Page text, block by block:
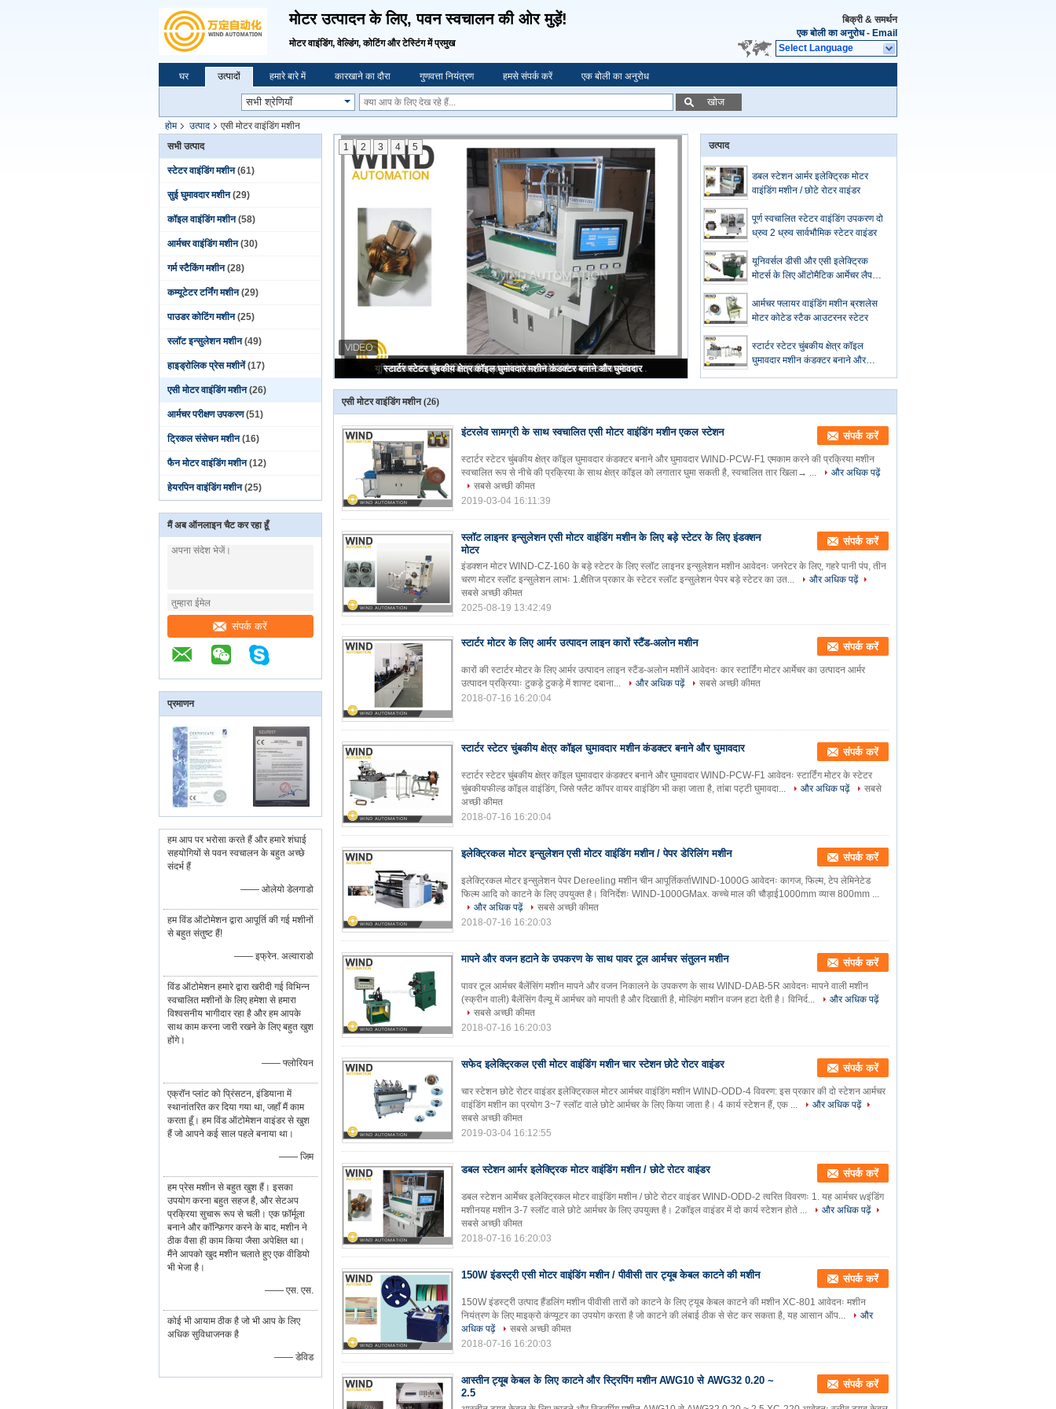
मोटर उत्पादन के लिए, पवन स्वचालन की ओर मुड़ें!
मोटर वाइंडिंग, वेल्डिंग, कोटिंग और टेस्टिंग में प्रमुख
बिक्री & समर्थन
एक बोली का अनुरोध- Email
Select Language
घर उत्पादों हमारे बारे में कारखाने का दौरा गुणवत्ता नियंत्रण हमसे संपर्क करें एक बोली का अनुरोध
खोज
होम उत्पाद
एसी मोटर वाइंडिंग मशीन
सभी उत्पाद
स्टेटर वाइंडिंग मशीन (61)
सुई घुमावदार मशीन (29)
कॉइल वाइंडिंग मशीन (58)
आर्मचर वाइंडिंग मशीन (30)
गर्म स्टैकिंग मशीन (28)
कम्यूटेटर टर्निंग मशीन (29)
पाउडर कोटिंग मशीन (25)
स्लॉट इन्सुलेशन मशीन (49)
हाइड्रोलिक प्रेस मशीनें (17)
एसी मोटर वाइंडिंग मशीन (26)
आर्मचर परीक्षण उपकरण (51)
ट्रिकल संसेचन मशीन (16)
फैन मोटर वाइंडिंग मशीन (12)
हेयरपिन वाइंडिंग मशीन (25)
मैं अब ऑनलाइन चैट कर रहा हूँ
संपर्क करें
प्रमाणन
हम आप पर भरोसा करते हैं और हमारे शंघाई
सहयोगियों से पवन स्वचालन के बहुत अच्छे
संदर्भ हैं
—— ओलेयो डेलगाडो
हम विंड ऑटोमेशन द्वारा आपूर्ति की गई मशीनों
से बहुत संतुष्ट हैं!
—— इफ्रेन. अल्वाराडो
विंड ऑटोमेशन हमारे द्वारा खरीदी गई विभिन्न
स्वचालित मशीनों के लिए हमेशा से हमारा
विश्वसनीय भागीदार रहा है और हम आपके
साथ काम करना जारी रखने के लिए बहुत खुश
होंगे।
—— फ्लोरियन
एक्रॉन प्लांट को प्रिंसटन, इंडियाना में
स्थानांतरित कर दिया गया था, जहाँ मैं काम
करता हूँ। हम विंड ऑटोमेशन वाइंडर से खुश
हैं जो आपने कई साल पहले बनाया था।
—— जिम
हम प्रेस मशीन से बहुत खुश हैं। इसका
उपयोग करना बहुत सहज है, और सेटअप
प्रक्रिया सुचारू रूप से चली। एक फ़ॉर्मूला
बनाने और कॉन्फ़िगर करने के बाद, मशीन ने
ठीक वैसा ही काम किया जैसा अपेक्षित था।
मैंने आपको खुद मशीन चलाते हुए एक वीडियो
भी भेजा है।
—— एस. एस.
कोई भी आयाम ठीक है जो भी आप के लिए
अधिक सुविधाजनक है
—— डेविड
डबल स्टेशन आर्मर इलेक्ट्रिक मोटर वाइंडिंग मशीन / छोटे रोटर वाइंडर
1 2 3 4 5 उत्पाद
डबल स्टेशन आर्मर इलेक्ट्रिक मोटर
वाइंडिंग मशीन / छोटे रोटर वाइंडर
पूर्ण स्वचालित स्टेटर वाइंडिंग उपकरण दो
ध्रुव 2 ध्रुव सार्वभौमिक स्टेटर वाइंडर
यूनिवर्सल डीसी और एसी इलेक्ट्रिक
मोटर्स के लिए ऑटोमैटिक आर्मेचर लैप
आर्मचर फ्लायर वाइंडिंग मशीन ब्रशलेस
मोटर कोटेड स्टैक आउटरनर स्टेटर
स्टार्टर स्टेटर चुंबकीय क्षेत्र कॉइल
घुमावदार मशीन कंडक्टर बनाने और
एसी मोटर वाइंडिंग मशीन (26)
इंटरलेव सामग्री के साथ स्वचालित एसी मोटर वाइंडिंग मशीन एकल स्टेशन संपर्क करें
स्टार्टर स्टेटर चुंबकीय क्षेत्र कॉइल घुमावदार कंडक्टर बनाने और घुमावदार WIND-PCW-F1 एमकाम करने की प्रक्रिया मशीन
स्वचालित रूप से नीचे की प्रक्रिया के साथ क्षेत्र कॉइल को लगातार घुमा सकती है, स्वचालित तार खिला→ ...
और अधिक पढ़ें
सबसे अच्छी कीमत
2019-03-04 16:11:39
स्लॉट लाइनर इन्सुलेशन एसी मोटर वाइंडिंग मशीन के लिए बड़े स्टेटर के लिए इंडक्शन
मोटर
संपर्क करें
इंडक्शन मोटर WIND-CZ-160 के बड़े स्टेटर के लिए स्लॉट लाइनर इन्सुलेशन मशीन आवेदनः जनरेटर के लिए, गहरे पानी पंप, तीन
चरण मोटर स्लॉट इन्सुलेशन लाभः 1.क्षैतिज प्रकार के स्टेटर स्लॉट इन्सुलेशन पेपर बड़े स्टेटर का उत...
और अधिक पढ़ें
सबसे अच्छी कीमत
2025-08-19 13:42:49
स्टार्टर मोटर के लिए आर्मर उत्पादन लाइन कारों स्टैंड-अलोन मशीन संपर्क करें
कारों की स्टार्टर मोटर के लिए आर्मर उत्पादन लाइन स्टैंड-अलोन मशीनें आवेदनः कार स्टार्टिंग मोटर आर्मेचर का उत्पादन आर्मर
उत्पादन प्रक्रियाः टुकड़े टुकड़े में शाफ्ट दबाना...
और अधिक पढ़ें
सबसे अच्छी कीमत
2018-07-16 16:20:04
स्टार्टर स्टेटर चुंबकीय क्षेत्र कॉइल घुमावदार मशीन कंडक्टर बनाने और घुमावदार संपर्क करें
स्टार्टर स्टेटर चुंबकीय क्षेत्र कॉइल घुमावदार कंडक्टर बनाने और घुमावदार WIND-PCW-F1 आवेदनः स्टार्टिंग मोटर के स्टेटर
चुंबकीयफील्ड कॉइल वाइंडिंग, जिसे फ्लैट कॉपर वायर वाइंडिंग भी कहा जाता है, तांबा पट्टी घुमावदा...
और अधिक पढ़ें
सबसे
अच्छी कीमत
2018-07-16 16:20:04
इलेक्ट्रिकल मोटर इन्सुलेशन एसी मोटर वाइंडिंग मशीन / पेपर डेरिलिंग मशीन संपर्क करें
इलेक्ट्रिकल मोटर इन्सुलेशन पेपर Dereeling मशीन चीन आपूर्तिकर्ताWIND-1000G आवेदनः कागज, फिल्म, टेप लेमिनेटेड
फिल्म आदि को काटने के लिए उपयुक्त है। विनिर्देशः WIND-1000GMax. कच्चे माल की चौड़ाई1000mm व्यास 800mm ...
और अधिक पढ़ें
सबसे अच्छी कीमत
2018-07-16 16:20:03
मापने और वजन हटाने के उपकरण के साथ पावर टूल आर्मचर संतुलन मशीन संपर्क करें
पावर टूल आर्मचर बैलेंसिंग मशीन मापने और वजन निकालने के उपकरण के साथ WIND-DAB-5R आवेदनः मापने वाली मशीन
(स्क्रीन वाली) बैलेंसिंग वैल्यू में आर्मचर को मापती है और दिखाती है, मोल्डिंग मशीन वजन हटा देती है। विनिर्द...
और अधिक पढ़ें
सबसे अच्छी कीमत
2018-07-16 16:20:03
सफेद इलेक्ट्रिकल एसी मोटर वाइंडिंग मशीन चार स्टेशन छोटे रोटर वाइंडर संपर्क करें
चार स्टेशन छोटे रोटर वाइंडर इलेक्ट्रिकल मोटर आर्मचर वाइंडिंग मशीन WIND-ODD-4 विवरण: इस प्रकार की दो स्टेशन आर्मचर
वाइंडिंग मशीन का प्रयोग 3~7 स्लॉट वाले छोटे आर्मचर के लिए किया जाता है। 4 कार्य स्टेशन हैं, एक ...
और अधिक पढ़ें
सबसे अच्छी कीमत
2019-03-04 16:12:55
डबल स्टेशन आर्मर इलेक्ट्रिक मोटर वाइंडिंग मशीन / छोटे रोटर वाइंडर संपर्क करें
डबल स्टेशन आर्मेचर इलेक्ट्रिकल मोटर वाइंडिंग मशीन / छोटे रोटर वाइंडर WIND-ODD-2 त्वरित विवरणः 1. यह आर्मचर wइंडिंग
मशीनयह मशीन 3-7 स्लॉट वाले छोटे आर्मचर के लिए उपयुक्त है। 2कॉइल वाइंडर में दो कार्य स्टेशन होते ...
और अधिक पढ़ें
सबसे अच्छी कीमत
2018-07-16 16:20:03
150W इंडस्ट्री एसी मोटर वाइंडिंग मशीन / पीवीसी तार ट्यूब केबल काटने की मशीन संपर्क करें
150W इंडस्ट्री उत्पाद हैंडलिंग मशीन पीवीसी तारों को काटने के लिए ट्यूब केबल काटने की मशीन XC-801 आवेदनः मशीन
नियंत्रण के लिए माइक्रो कंप्यूटर का उपयोग करता है जो काटने की लंबाई ठीक से सेट कर सकता है, यह आसान ऑप...
और
अधिक पढ़ें
सबसे अच्छी कीमत
2018-07-16 16:20:03
आस्तीन ट्यूब केबल के लिए काटने और स्ट्रिपिंग मशीन AWG10 से AWG32 0.20 ~
2.5
संपर्क करें